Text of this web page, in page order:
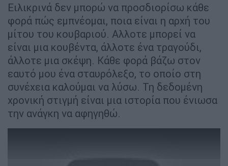
Ειλικρινά δεν μπορώ να προσδιορίσω κάθε
φορά πώς εμπνέομαι, ποια είναι η αρχή του
μίτου του κουβαριού. Αλλοτε μπορεί να
είναι μια κουβέντα, άλλοτε ένα τραγούδι,
άλλοτε μια σκέψη. Κάθε φορά βάζω στον
εαυτό μου ένα σταυρόλεξο, το οποίο στη
συνέχεια καλούμαι να λύσω. Τη δεδομένη
χρονική στιγμή είναι μια ιστορία που ένιωσα
την ανάγκη να αφηγηθώ.